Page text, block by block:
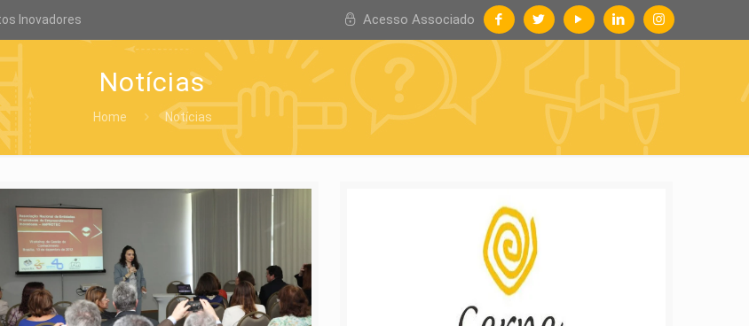
Inovadores Acesso Associado
Notícias
Home Notícias